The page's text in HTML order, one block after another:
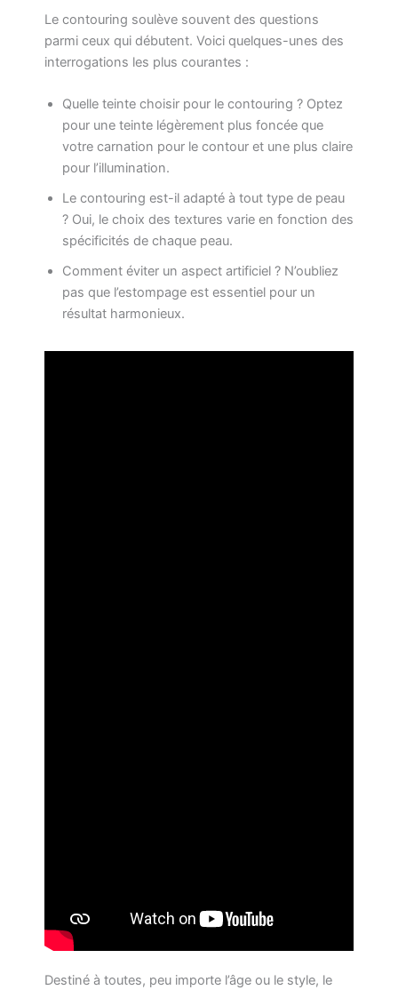
Le contouring soulève souvent des questions
parmi ceux qui débutent. Voici quelques-unes des
interrogations les plus courantes :
Quelle teinte choisir pour le contouring ? Optez
pour une teinte légèrement plus foncée que
votre carnation pour le contour et une plus claire
pour l’illumination.
Le contouring est-il adapté à tout type de peau
? Oui, le choix des textures varie en fonction des
spécificités de chaque peau.
Comment éviter un aspect artificiel ? N’oubliez
pas que l’estompage est essentiel pour un
résultat harmonieux.
Destiné à toutes, peu importe l’âge ou le style, le